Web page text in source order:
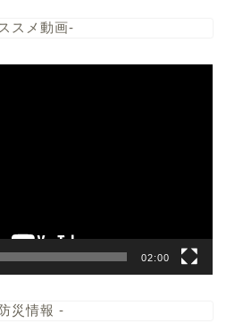
スメ動画-
02:00
災情報 -